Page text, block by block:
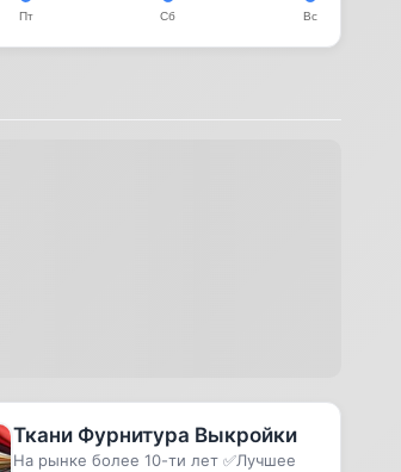
Ткани Фурнитура Выкройки
На рынке более 10-ти лет ✅Лучшее